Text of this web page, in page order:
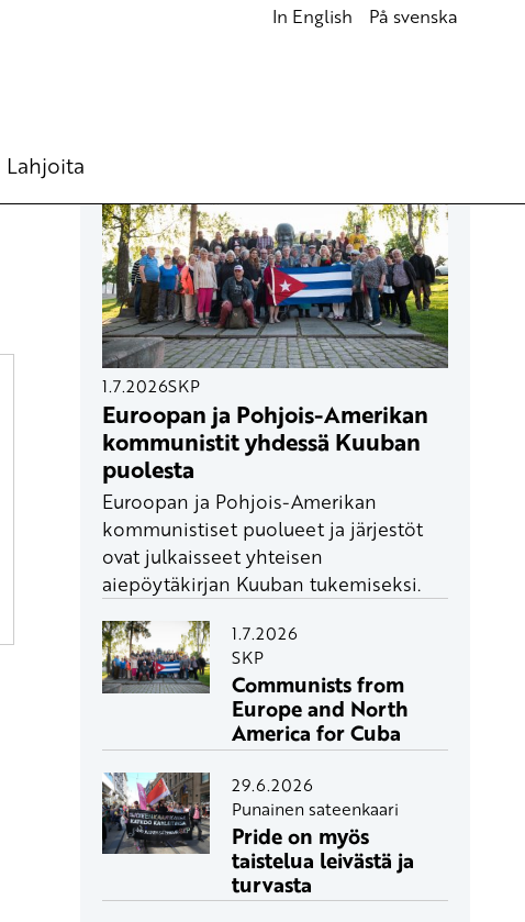
In English På svenska
Lahjoita
1.7.2026SKP
Euroopan ja Pohjois-Amerikan
kommunistit yhdessä Kuuban
puolesta
Euroopan ja Pohjois-Amerikan
kommunistiset puolueet ja järjestöt
ovat julkaisseet yhteisen
aiepöytäkirjan Kuuban tukemiseksi.
1.7.2026
SKP
Communists from
Europe and North
America for Cuba
29.6.2026
Punainen sateenkaari
Pride on myös
taistelua leivästä ja
turvasta